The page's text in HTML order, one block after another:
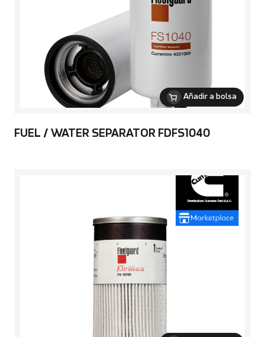
Añadir a bolsa
FUEL / WATER SEPARATOR FDFS1040